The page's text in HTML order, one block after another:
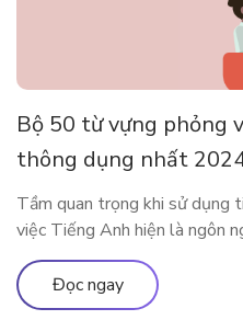
Bộ 50 từ vựng phỏng
thông dụng nhất
Tầm quan trọng khi sử dụng
việc Tiếng Anh hiện là ngôn
cả giao tiếp đời sống cũng
doanh nghiệp đã liệt kê tiếng
trọng trong bản mô tả […]
Đọc ngay